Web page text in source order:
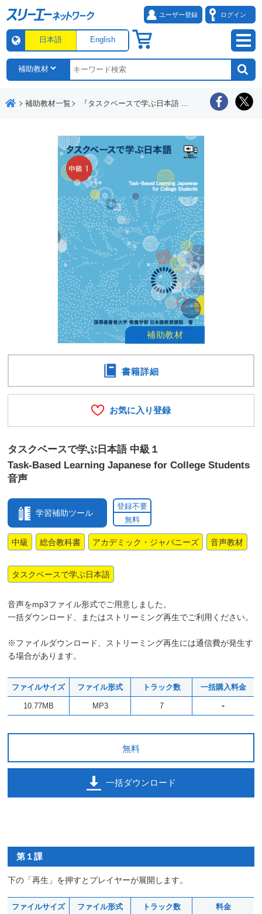
ユーザー登録 ログイン
日本語 English
補助教材一覧 『タスクベースで学ぶ日本語 中級１』音声
タスクベースで学ぶ日本語 中級１
Task-Based Learning Japanese for College Students
音声
学習補助ツール
登録不要
無料
中級 総合教科書 アカデミック・ジャパニーズ 音声教材
タスクベースで学ぶ日本語
音声をmp3ファイル形式でご用意しました。
一括ダウンロード、またはストリーミング再生でご利用ください。
※ファイルダウンロード、ストリーミング再生には通信費が発生す
る場合があります。
ファイルサイズ ファイル形式 トラック数 一括購入料金
10.77MB MP3 7 -
無料
一括ダウンロード
書籍詳細
お気に入り登録
第１課
下の「再生」を押すとプレイヤーが展開します。
ファイルサイズ ファイル形式 トラック数 料金